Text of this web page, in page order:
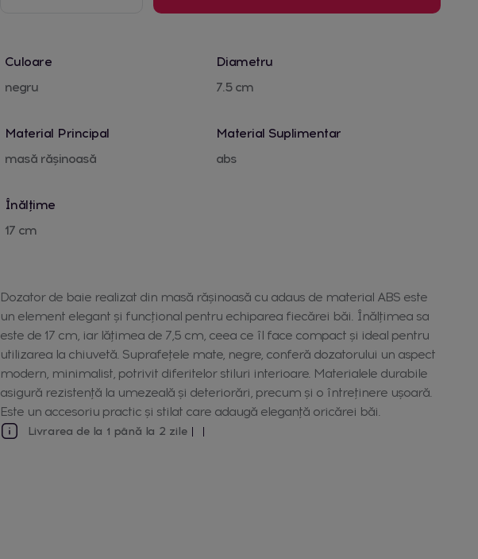
Culoare
negru
Diametru
7.5 cm
Material Principal
masă rășinoasă
Material Suplimentar
abs
Înălțime
17 cm
Dozator de baie realizat din masă rășinoasă cu adaus de material ABS este
un element elegant și funcțional pentru echiparea fiecărei băi. Înălțimea sa
este de 17 cm, iar lățimea de 7,5 cm, ceea ce îl face compact și ideal pentru
utilizarea la chiuvetă. Suprafețele mate, negre, conferă dozatorului un aspect
modern, minimalist, potrivit diferitelor stiluri interioare. Materialele durabile
asigură rezistență la umezeală și deteriorări, precum și o întreținere ușoară.
Este un accesoriu practic și stilat care adaugă eleganță oricărei băi.
Livrarea de la 1 până la 2 zile